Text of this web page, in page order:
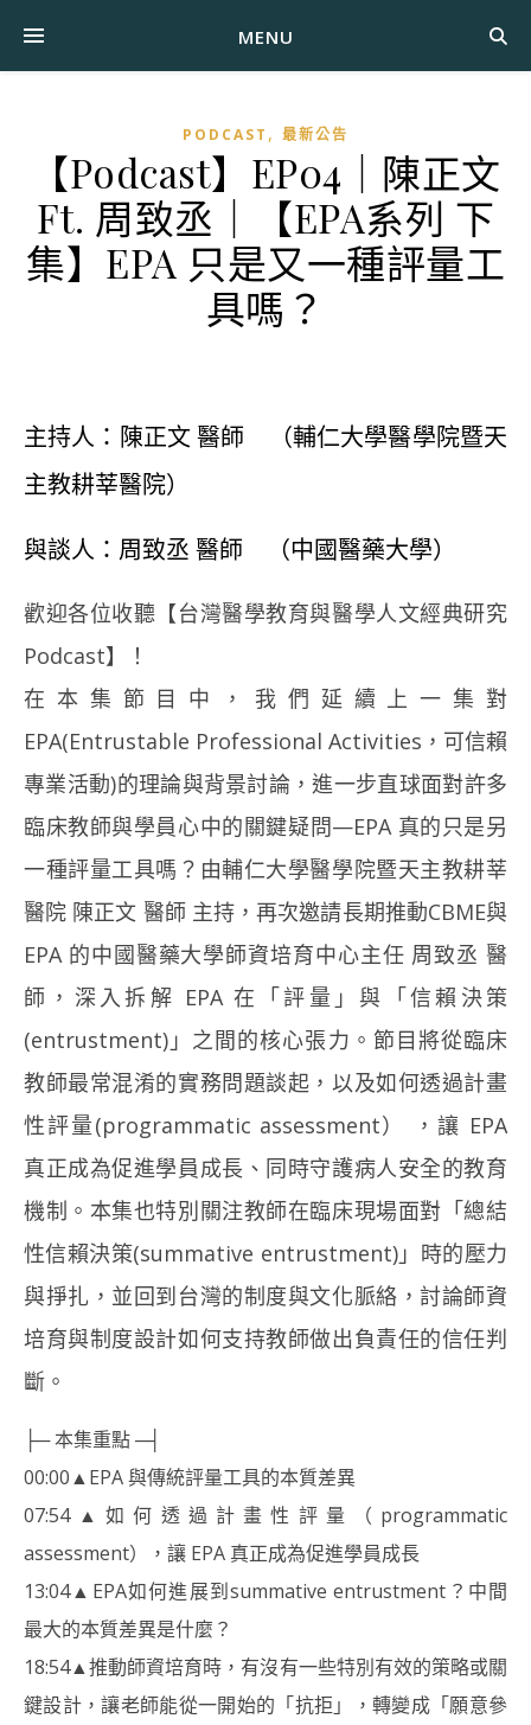
MENU
PODCAST , 最新公告
【Podcast】EP04｜陳正文
Ft. 周致丞｜【EPA系列 下
集】EPA 只是又一種評量工
具嗎？
主持人：陳正文 醫師 （輔仁大學醫學院暨天
主教耕莘醫院）
與談人：周致丞 醫師 （中國醫藥大學）
歡迎各位收聽【台灣醫學教育與醫學人文經典研究
Podcast】！
在本集節目中，我們延續上一集對
EPA(Entrustable Professional Activities，可信賴
專業活動)的理論與背景討論，進一步直球面對許多
臨床教師與學員心中的關鍵疑問—EPA 真的只是另
一種評量工具嗎？由輔仁大學醫學院暨天主教耕莘
醫院 陳正文 醫師 主持，再次邀請長期推動CBME與
EPA 的中國醫藥大學師資培育中心主任 周致丞 醫
師，深入拆解 EPA 在「評量」與「信賴決策
(entrustment)」之間的核心張力。節目將從臨床
教師最常混淆的實務問題談起，以及如何透過計畫
性評量(programmatic assessment） ，讓 EPA
真正成為促進學員成長、同時守護病人安全的教育
機制。本集也特別關注教師在臨床現場面對「總結
性信賴決策(summative entrustment)」時的壓力
與掙扎，並回到台灣的制度與文化脈絡，討論師資
培育與制度設計如何支持教師做出負責任的信任判
斷。
├─ 本集重點 ─┤
00:00▲EPA 與傳統評量工具的本質差異
07:54▲如何透過計畫性評量（programmatic
assessment），讓 EPA 真正成為促進學員成長
13:04▲EPA如何進展到summative entrustment？中間
最大的本質差異是什麼？
18:54▲推動師資培育時，有沒有一些特別有效的策略或關
鍵設計，讓老師能從一開始的「抗拒」，轉變成「願意參